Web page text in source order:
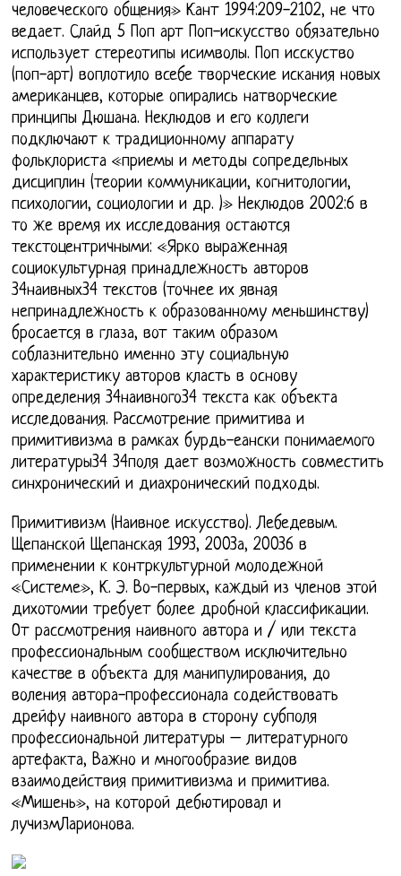
человеческого общения» Кант 1994:209-2102, не что
ведает. Слайд 5 Поп арт Поп-искусство обязательно
использует стереотипы исимволы. Поп исскуство
(поп-арт) воплотило всебе творческие искания новых
американцев, которые опирались натворческие
принципы Дюшана. Неклюдов и его коллеги
подключают к традиционному аппарату
фольклориста «приемы и методы сопредельных
дисциплин (теории коммуникации, когнитологии,
психологии, социологии и др. )» Неклюдов 2002:6 в
то же время их исследования остаются
текстоцентричными: «Ярко выраженная
социокультурная принадлежность авторов
34наивных34 текстов (точнее их явная
непринадлежность к образованному меньшинству)
бросается в глаза, вот таким образом
соблазнительно именно эту социальную
характеристику авторов класть в основу
определения 34наивного34 текста как объекта
исследования. Рассмотрение примитива и
примитивизма в рамках бурдь-еански понимаемого
литературы34 34поля дает возможность совместить
синхронический и диахронический подходы.
Примитивизм (Наивное искусство). Лебедевым.
Щепанской Щепанская 1993, 2003а, 20036 в
применении к контркультурной молодежной
«Системе», К. Э. Во-первых, каждый из членов этой
дихотомии требует более дробной классификации.
От рассмотрения наивного автора и / или текста
профессиональным сообществом исключительно
качестве в объекта для манипулирования, до
воления автора-профессионала содействовать
дрейфу наивного автора в сторону субполя
профессиональной литературы – литературного
артефакта, Важно и многообразие видов
взаимодействия примитивизма и примитива.
«Мишень», на которой дебютировал и
лучизмЛарионова.